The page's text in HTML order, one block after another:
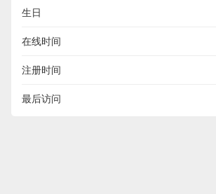
生日
在线时间
注册时间
最后访问